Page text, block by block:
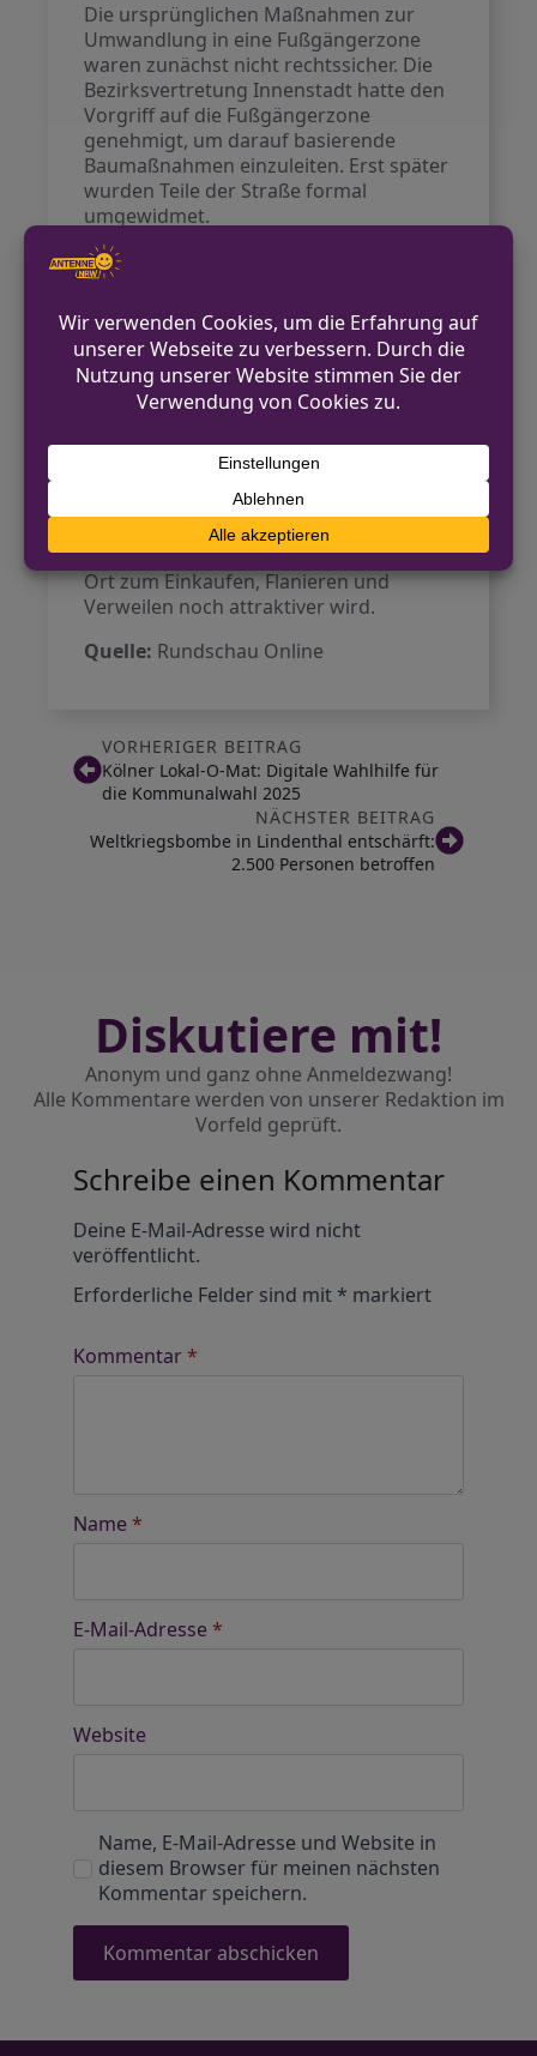
Die ursprünglichen Maßnahmen zur
Umwandlung in eine Fußgängerzone
waren zunächst nicht rechtssicher. Die
Bezirksvertretung Innenstadt hatte den
Vorgriff auf die Fußgängerzone
genehmigt, um darauf basierende
Baumaßnahmen einzuleiten. Erst später
wurden Teile der Straße formal
umgewidmet.
Zukünftig sind weitere Entwicklungen
geplant: In den nächsten Jahren soll die
Straße mit einem einheitlichen
Pflasterbelag und umfangreicher
Bepflanzung umgestaltet werden, um
sie zu einem grünen Boulevard zu
entwickeln. Diese Umgestaltung ist für
Hohenzollernring und Friesenwall im
vierten Quartal 2026 vorgesehen.
Diese Maßnahmen sollen dazu
beitragen, dass die Ehrenstraße als ein
Ort zum Einkaufen, Flanieren und
Verweilen noch attraktiver wird.
Quelle: Rundschau Online
VORHERIGER BEITRAG
Kölner Lokal-O-Mat: Digitale Wahlhilfe für
die Kommunalwahl 2025
NÄCHSTER BEITRAG
Weltkriegsbombe in Lindenthal entschärft:
2.500 Personen betroffen
Diskutiere mit!
Anonym und ganz ohne Anmeldezwang!
Alle Kommentare werden von unserer Redaktion im
Vorfeld geprüft.
Schreibe einen Kommentar
Deine E-Mail-Adresse wird nicht
veröffentlicht.
Erforderliche Felder sind mit* markiert
Kommentar*
Name *
E-Mail-Adresse *
Website
Name, E-Mail-Adresse und Website in
diesem Browser für meinen nächsten
Kommentar speichern.